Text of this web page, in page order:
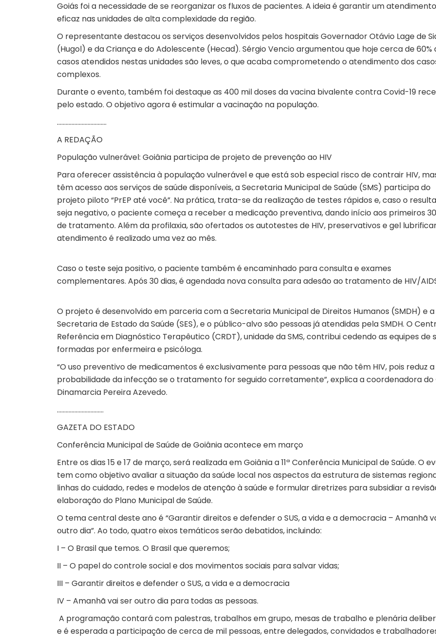
Goiás foi a necessidade de se reorganizar os fluxos de pacientes. A ideia é garantir um
eficaz nas unidades de alta complexidade da região.
O representante destacou os serviços desenvolvidos pelos hospitais Governador Otávio Lage de
(Hugol) e da Criança e do Adolescente (Hecad). Sérgio Vencio argumentou que hoje cerca de 60%
casos atendidos nestas unidades são leves, o que acaba comprometendo o atendimento dos
complexos.
Durante o evento, também foi destaque as 400 mil doses da vacina bivalente contra Covid-19
pelo estado. O objetivo agora é estimular a vacinação na população.
…………………………….
A REDAÇÃO
População vulnerável: Goiânia participa de projeto de prevenção ao HIV
Para oferecer assistência à população vulnerável e que está sob especial risco de contrair HIV,
têm acesso aos serviços de saúde disponíveis, a Secretaria Municipal de Saúde (SMS) participa do
projeto piloto “PrEP até você”. Na prática, trata-se da realização de testes rápidos e, caso o
seja negativo, o paciente começa a receber a medicação preventiva, dando início aos primeiros
de tratamento. Além da profilaxia, são ofertados os autotestes de HIV, preservativos e gel
atendimento é realizado uma vez ao mês.
Caso o teste seja positivo, o paciente também é encaminhado para consulta e exames
complementares. Após 30 dias, é agendada nova consulta para adesão ao tratamento de HIV/
O projeto é desenvolvido em parceria com a Secretaria Municipal de Direitos Humanos (SMDH) e a
Secretaria de Estado da Saúde (SES), e o público-alvo são pessoas já atendidas pela SMDH. O
Referência em Diagnóstico Terapêutico (CRDT), unidade da SMS, contribui cedendo as equipes de
formadas por enfermeira e psicóloga.
“O uso preventivo de medicamentos é exclusivamente para pessoas que não têm HIV, pois reduz a
probabilidade da infecção se o tratamento for seguido corretamente”, explica a coordenadora do
Dinamarcia Pereira Azevedo.
…………………………..
GAZETA DO ESTADO
Conferência Municipal de Saúde de Goiânia acontece em março
Entre os dias 15 e 17 de março, será realizada em Goiânia a 11ª Conferência Municipal de Saúde. O
tem como objetivo avaliar a situação da saúde local nos aspectos da estrutura de sistemas
linhas do cuidado, redes e modelos de atenção à saúde e formular diretrizes para subsidiar a
elaboração do Plano Municipal de Saúde.
O tema central deste ano é “Garantir direitos e defender o SUS, a vida e a democracia – Amanhã
outro dia”. Ao todo, quatro eixos temáticos serão debatidos, incluindo:
I – O Brasil que temos. O Brasil que queremos;
II – O papel do controle social e dos movimentos sociais para salvar vidas;
III – Garantir direitos e defender o SUS, a vida e a democracia
IV – Amanhã vai ser outro dia para todas as pessoas.
A programação contará com palestras, trabalhos em grupo, mesas de trabalho e plenária
e é esperada a participação de cerca de mil pessoas, entre delegados, convidados e